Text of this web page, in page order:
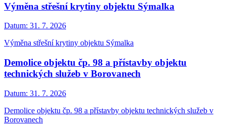
Výměna střešní krytiny objektu Sýmalka
Datum: 31. 7. 2026
Výměna střešní krytiny objektu Sýmalka
Demolice objektu čp. 98 a přístavby objektu
technických služeb v Borovanech
Datum: 31. 7. 2026
Demolice objektu čp. 98 a přístavby objektu technických služeb v
Borovanech